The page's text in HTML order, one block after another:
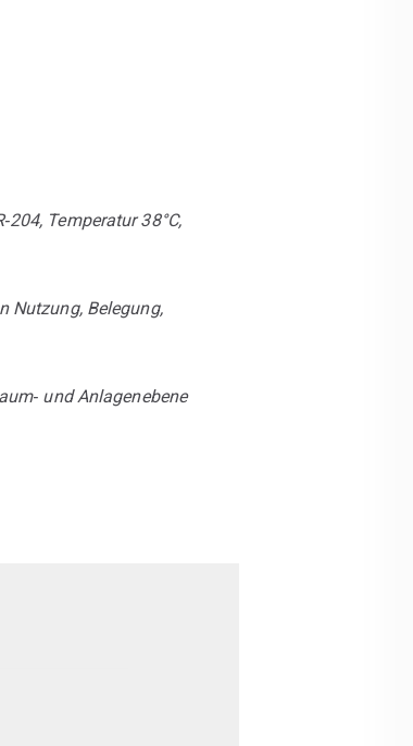
Temperatur 38°C,
Nutzung, Belegung,
und Anlagenebene